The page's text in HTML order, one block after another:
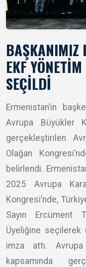
BAŞKANIMIZ
EKF
SEÇILDI
Ermenistan’ın
Avrupa Büyükler
gerçekleştirilen
Olağan
belirlendi.
2025 Avrupa
Kongresi’nde,
Sayın Ercüment
Üyeliğine seçilerek
imza attı. Avrupa
kapsamında